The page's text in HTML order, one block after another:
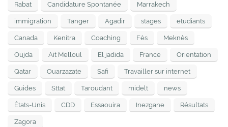
Rabat Candidature Spontanée Marrakech
immigration Tanger Agadir stages etudiants
Canada Kenitra Coaching Fès Meknès
Oujda Ait Melloul El jadida France Orientation
Qatar Ouarzazate Safi Travailler sur internet
Guides Sttat Taroudant midelt news
États-Unis CDD Essaouira Inezgane Résultats
Zagora